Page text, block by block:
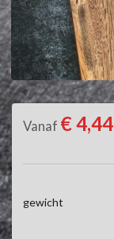
Vanaf € 4,44
gewicht